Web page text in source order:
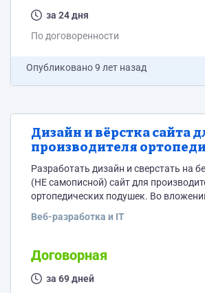
на полу...
за 24 дня
По договоренности
Опубликовано9 лет назад
Дизайн и вёрстка сайта
производителя
подушек "Фабрика снов"
Разработать дизайн и сверстать на
(НЕ самописной) сайт для
ортопедических подушек. Во
логотип.
Веб-разработка и IT
Договорная
за 69 дней